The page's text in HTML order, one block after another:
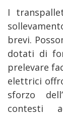
I
brevi.
dotati di
prelevare
elettrici
sforzo
contesti